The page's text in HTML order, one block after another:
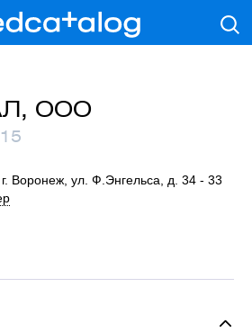
ООО
Воронеж, ул. Ф.Энгельса, д. 34 - 33